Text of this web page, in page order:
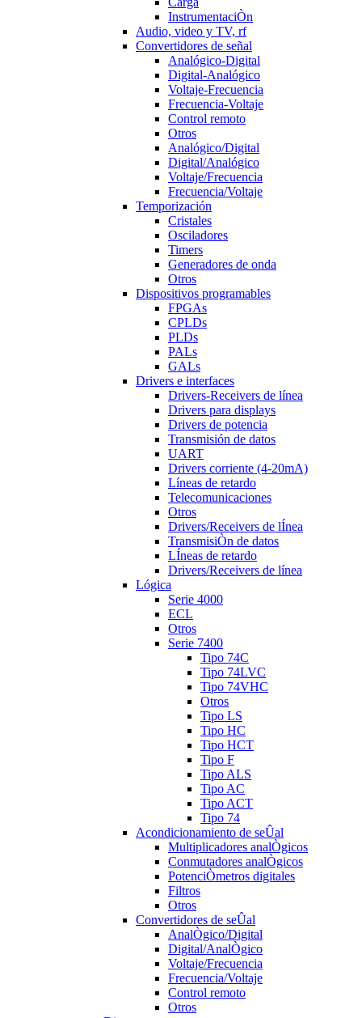
InstrumentaciÒn
Audio, video y TV, rf
Convertidores de señal
Analógico-Digital
Digital-Analógico
Voltaje-Frecuencia
Frecuencia-Voltaje
Control remoto
Otros
Analógico/Digital
Digital/Analógico
Voltaje/Frecuencia
Frecuencia/Voltaje
Temporización
Cristales
Osciladores
Timers
Generadores de onda
Otros
Dispositivos programables
FPGAs
CPLDs
PLDs
PALs
GALs
Drivers e interfaces
Drivers-Receivers de línea
Drivers para displays
Drivers de potencia
Transmisión de datos
UART
Drivers corriente (4-20mA)
Líneas de retardo
Telecomunicaciones
Otros
Drivers/Receivers de lÍnea
TransmisiÒn de datos
LÍneas de retardo
Drivers/Receivers de línea
Lógica
Serie 4000
ECL
Otros
Serie 7400
Tipo 74C
Tipo 74LVC
Tipo 74VHC
Otros
Tipo LS
Tipo HC
Tipo HCT
Tipo F
Tipo ALS
Tipo AC
Tipo ACT
Tipo 74
Acondicionamiento de seÛal
Multiplicadores analÒgicos
Conmutadores analÒgicos
PotenciÒmetros digitales
Filtros
Otros
Convertidores de seÛal
AnalÒgico/Digital
Digital/AnalÒgico
Voltaje/Frecuencia
Frecuencia/Voltaje
Control remoto
Otros